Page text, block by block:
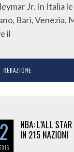
Jr. In Italia
Bari, Venezia,
il
REDAZIONE
2016
NBA: L’ALL
IN 215 NAZIONI